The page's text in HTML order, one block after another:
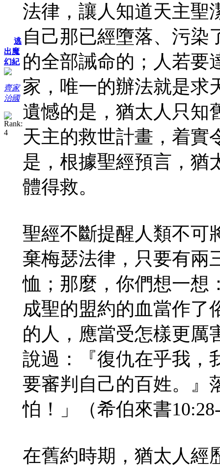
逃
出魔
幻紀
齊家
治國
法律，讓人知道天主聖
自己那已經墮落、污染
的全部誡命的；人若要
家，唯一的辦法就是求
遺憾的是，猶太人只知
天主的救世計畫，着實
是，根據聖經預言，猶
體得救。
聖經不斷提醒人類不可
棄梅瑟法律，只要有兩
恤；那麼，你們想一想
成聖的盟約的血當作了
的人，應當受怎樣更厲
說過：『復仇在乎我，
要審判自己的百姓。』
怕！」（希伯來書
在舊約時期，猶太人經